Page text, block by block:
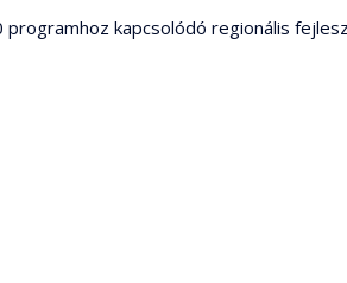
kapcsolódó regionális